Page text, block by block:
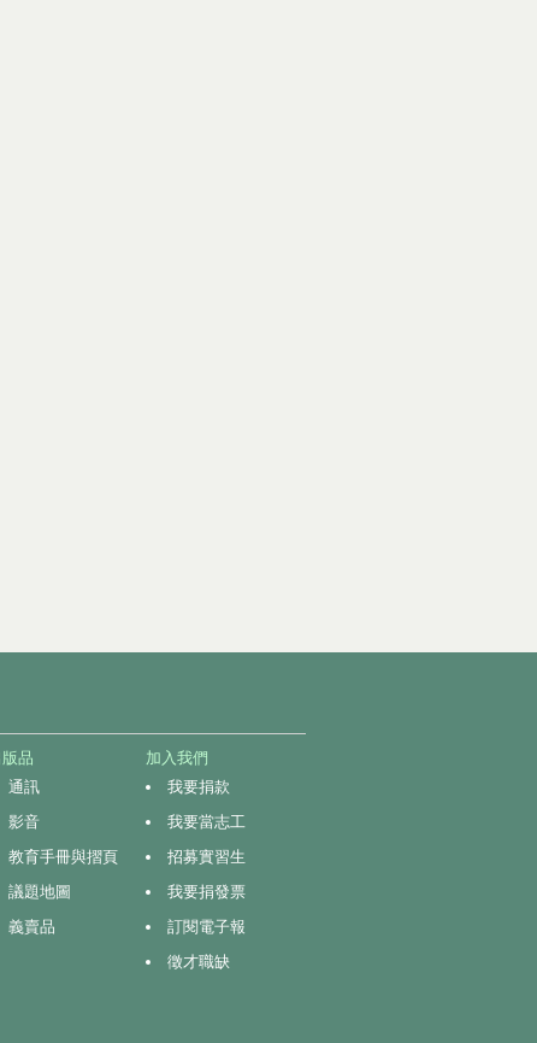
版品
通訊
影音
教育手冊與摺頁
議題地圖
義賣品
加入我們
我要捐款
我要當志工
招募實習生
我要捐發票
訂閱電子報
徵才職缺